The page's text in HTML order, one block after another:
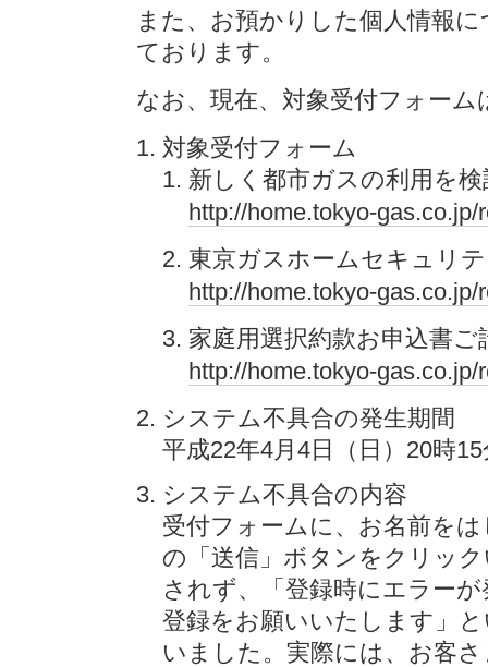
また、お預かりした個人情報
ております。
なお、現在、対象受付フォー
対象受付フォーム
新しく都市ガスの利用を
http://home.tokyo-
東京ガスホームセキュリ
http://home.tokyo-
家庭用選択約款お申込書
http://home.tokyo-
システム不具合の発生期間
平成22年4月4日（日）20時
システム不具合の内容
受付フォームに、お名前を
の「送信」ボタンをクリッ
されず、「登録時にエラー
登録をお願いいたします」
いました。実際には、お客